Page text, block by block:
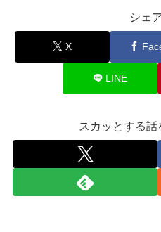
シェ
X
LINE
スカッとする